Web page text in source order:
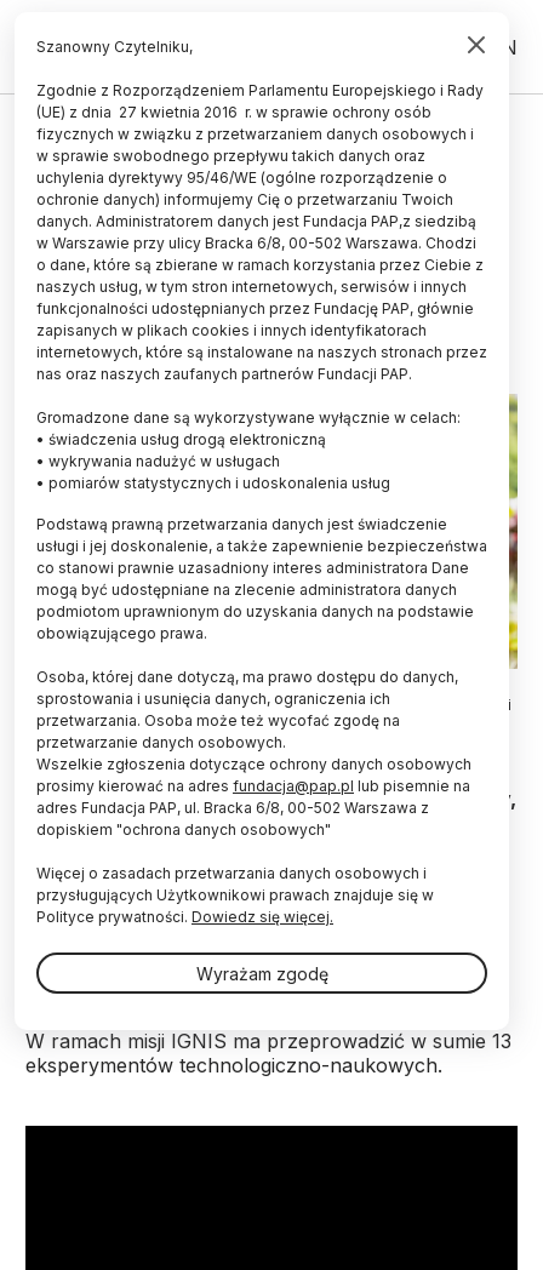
PL EN
KOSMOS
Polska szefowa misji IGNIS:
Sławosz Uznański-Wiśniewski to
wzorowy pracownik
LUDWIKA TOMALA
03.07.2025
aktualizacja: 03.07.2025
2 minuty czytania
08.06.2025. Dyrektor Departamentu Strategii i Współpracy
Międzynarodowej w Polskiej Agencji Kosmicznej, kierownik misji
Ignis dr Aleksandra Bukała. PAP/Leszek Szymański
Sławosz Uznański-Wiśniewski nie tylko
profesjonalnie wykonuje wszystkie eksperymenty,
ale też widać, że sprawia mu to ogromną radość.
miejsce - powiedziała PAP polska szefowa misji
technologiczno-naukowej IGNIS dr Aleksandra
Bukała z POLSA.
Polski astronauta od czwartku znajduje się na
W ramach misji IGNIS ma przeprowadzić w sumie 13
eksperymentów technologiczno-naukowych.
Szanowny Czytelniku,
Zgodnie z Rozporządzeniem Parlamentu Europejskiego i Rady
(UE) z dnia 27 kwietnia 2016 r. w sprawie ochrony osób
fizycznych w związku z przetwarzaniem danych osobowych i
w sprawie swobodnego przepływu takich danych oraz
uchylenia dyrektywy 95/46/WE (ogólne rozporządzenie o
ochronie danych) informujemy Cię o przetwarzaniu Twoich
danych. Administratorem danych jest Fundacja PAP,z siedzibą
w Warszawie przy ulicy Bracka 6/8, 00-502 Warszawa. Chodzi
o dane, które są zbierane w ramach korzystania przez Ciebie z
naszych usług, w tym stron internetowych, serwisów i innych
funkcjonalności udostępnianych przez Fundację PAP, głównie
zapisanych w plikach cookies i innych identyfikatorach
internetowych, które są instalowane na naszych stronach przez
nas oraz naszych zaufanych partnerów Fundacji PAP.
Gromadzone dane są wykorzystywane wyłącznie w celach:
• świadczenia usług drogą elektroniczną
• wykrywania nadużyć w usługach
• pomiarów statystycznych i udoskonalenia usług
Podstawą prawną przetwarzania danych jest świadczenie
usługi i jej doskonalenie, a także zapewnienie bezpieczeństwa
co stanowi prawnie uzasadniony interes administratora Dane
mogą być udostępniane na zlecenie administratora danych
podmiotom uprawnionym do uzyskania danych na podstawie
obowiązującego prawa.
Osoba, której dane dotyczą, ma prawo dostępu do danych,
sprostowania i usunięcia danych, ograniczenia ich
przetwarzania. Osoba może też wycofać zgodę na
przetwarzanie danych osobowych.
Wszelkie zgłoszenia dotyczące ochrony danych osobowych
prosimy kierować na adres fundacja@pap.pl lub pisemnie na
adres Fundacja PAP, ul. Bracka 6/8, 00-502 Warszawa z
dopiskiem "ochrona danych osobowych"
Więcej o zasadach przetwarzania danych osobowych i
przysługujących Użytkownikowi prawach znajduje się w
Polityce prywatności. Dowiedz się więcej.
Wyrażam zgodę